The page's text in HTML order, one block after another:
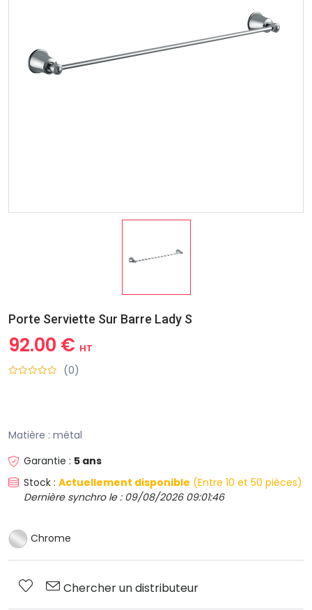
Porte Serviette Sur Barre Lady S
92.00 € HT
(0)
​Matière : métal
Garantie : 5 ans
Stock : Actuellement disponible (Entre 10 et 50 pièces)
Dernière synchro le : 09/08/2026 09:01:46
Chrome
Chercher un distributeur